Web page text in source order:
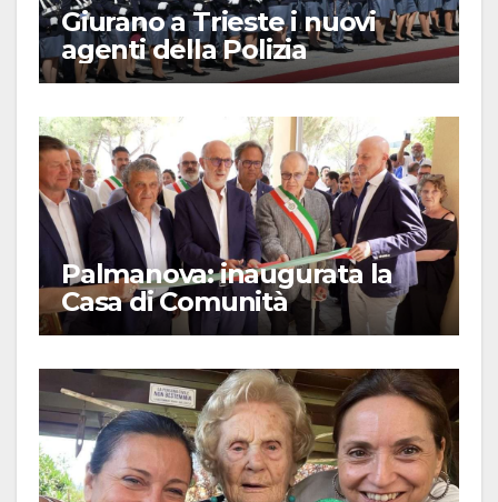
Giurano a Trieste i nuovi
agenti della Polizia
Palmanova: inaugurata la
Casa di Comunità